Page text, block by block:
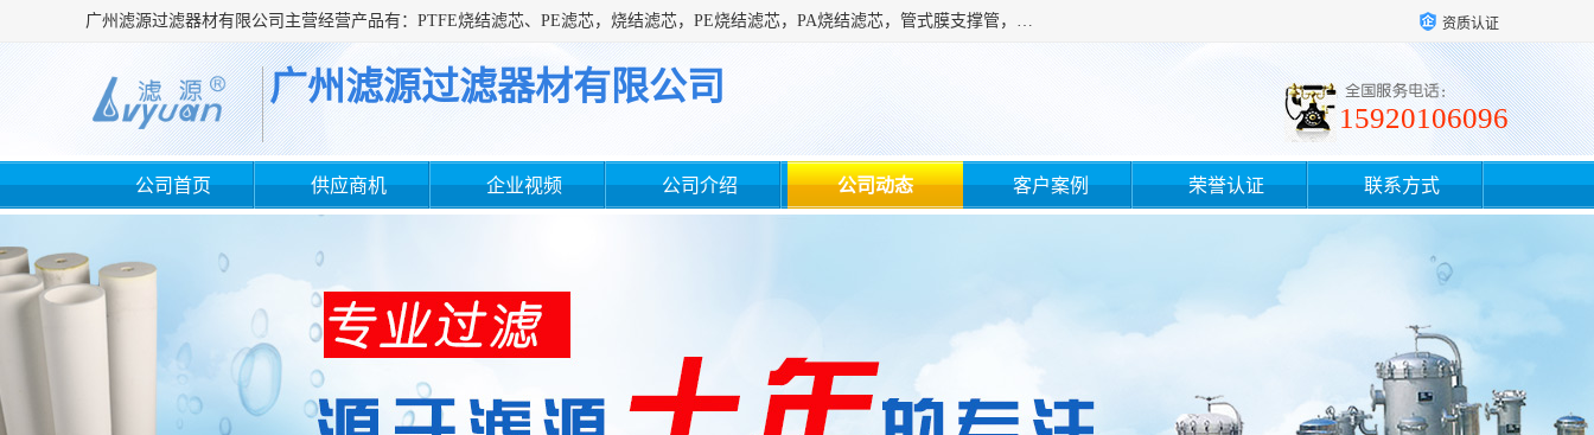
广州滤源过滤器材有限公司主营经营产品有：PTFE烧结滤芯、PE滤芯，烧结滤芯，PE烧结滤芯，PA烧结滤芯，管式膜支撑管，真空上料机滤芯，粉末烧结滤芯，止溢滤芯，吸头滤芯，湿化瓶滤芯、不锈钢烧结滤芯等。公司现拥有一批精干的管理人员和一支高素质的技术队伍，舒适优雅的办公环境和拥有全新现代化标准厂房。 资质认证
广州滤源过滤器材有限公司
15920106096
公司首页 供应商机 企业视频 公司介绍 公司动态 客户案例 荣誉认证 联系方式